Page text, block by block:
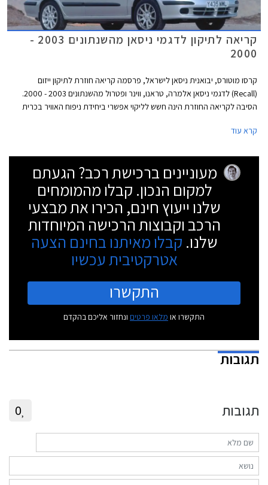
קריאה לתיקון לדגמי ניסאן מהשנתונים 2003 -
2000
קרסו מוטורס, יבואנית ניסאן לישראל, פרסמה קריאה חוזרת לתיקון ייזום
(Recall) לדגמי ניסאן אלמרה, טראנו, ווינר ופטרול מהשנתונים 2003 - 2000.
הסיבה לקריאה החוזרת הינה חשש לליקוי אפשרי ביחידת ניפוח האוויר בכרית
קרא עוד
מעוניינים ברכישת רכב? הגעתם
למקום הנכון. קבלו מהמומחים
שלנו ייעוץ חינם, הכירו את מבצעי
הרכב וקבוצות הרכישה המיוחדות
שלנו. קבלו מאיתנו בחינם הצעה
אטרקטיבית עכשיו
התקשרו
התקשרו או מלאו פרטים ונחזור אליכם בהקדם
תגובות
תגובות 0